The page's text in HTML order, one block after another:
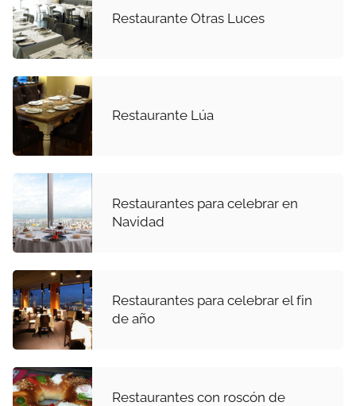
Restaurante Otras Luces
Restaurante Lúa
Restaurantes para celebrar en
Navidad
Restaurantes para celebrar el fin
de año
Restaurantes con roscón de